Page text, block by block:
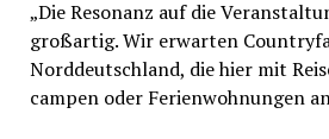
„Die Resonanz auf die
großartig. Wir erwarten
Norddeutschland, die hier mit
campen oder Ferienwohnungen